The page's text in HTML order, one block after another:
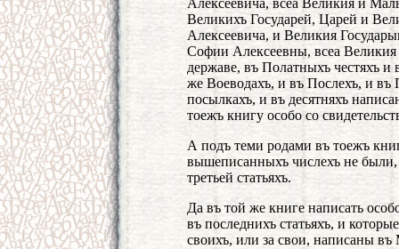
Алексеевича, всеа Великия и
Великихъ Государей, Царей и
Алексеевича, и Великия
Софии Алексеевны, всеа
державе, въ Полатныхъ честяхъ и
же Воеводахъ, и въ Послехъ, и въ
посылкахъ, и въ десятняхъ
тоежъ книгу особо со
А подъ теми родами въ тоежъ
вышеписанныхъ числехъ не были,
третьей статьяхъ.
Да въ той же книге написать
въ последнихъ статьяхъ, и
своихъ, или за свои, написаны